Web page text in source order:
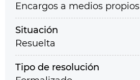
Encargos a medios propios
Situación
Resuelta
Tipo de resolución